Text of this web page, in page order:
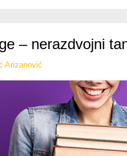
– nerazdvojni
Arizanović